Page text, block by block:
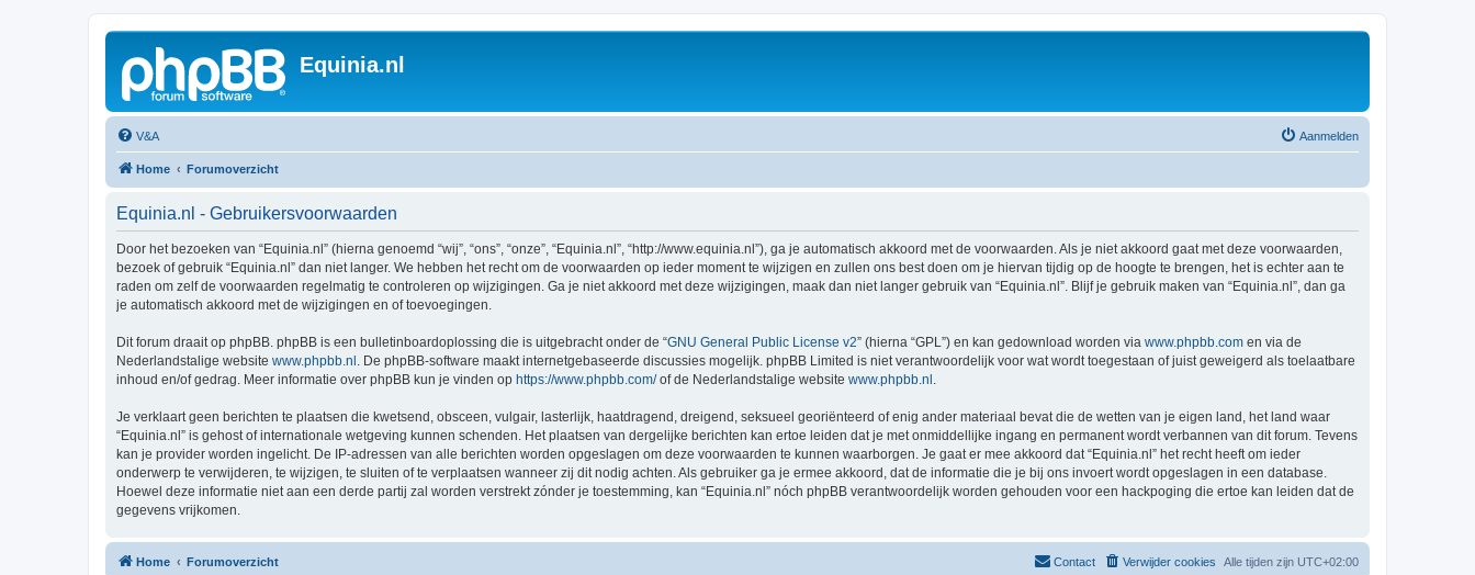
Equinia.nl
V&A Aanmelden
Home Forumoverzicht
Equinia.nl - Gebruikersvoorwaarden
Door het bezoeken van “Equinia.nl” (hierna genoemd “wij”, “ons”, “onze”, “Equinia.nl”, “http://www.equinia.nl”), ga je automatisch akkoord met de voorwaarden. Als je niet akkoord gaat met deze voorwaarden,
bezoek of gebruik “Equinia.nl” dan niet langer. We hebben het recht om de voorwaarden op ieder moment te wijzigen en zullen ons best doen om je hiervan tijdig op de hoogte te brengen, het is echter aan te
raden om zelf de voorwaarden regelmatig te controleren op wijzigingen. Ga je niet akkoord met deze wijzigingen, maak dan niet langer gebruik van “Equinia.nl”. Blijf je gebruik maken van “Equinia.nl”, dan ga
je automatisch akkoord met de wijzigingen en of toevoegingen.
Dit forum draait op phpBB. phpBB is een bulletinboardoplossing die is uitgebracht onder de “GNU General Public License v2” (hierna “GPL”) en kan gedownload worden via www.phpbb.com en via de
Nederlandstalige website www.phpbb.nl . De phpBB-software maakt internetgebaseerde discussies mogelijk. phpBB Limited is niet verantwoordelijk voor wat wordt toegestaan of juist geweigerd als toelaatbare
inhoud en/of gedrag. Meer informatie over phpBB kun je vinden op https://www.phpbb.com/of de Nederlandstalige website www.phpbb.nl .
Je verklaart geen berichten te plaatsen die kwetsend, obsceen, vulgair, lasterlijk, haatdragend, dreigend, seksueel georiënteerd of enig ander materiaal bevat die de wetten van je eigen land, het land waar
“Equinia.nl” is gehost of internationale wetgeving kunnen schenden. Het plaatsen van dergelijke berichten kan ertoe leiden dat je met onmiddellijke ingang en permanent wordt verbannen van dit forum. Tevens
kan je provider worden ingelicht. De IP-adressen van alle berichten worden opgeslagen om deze voorwaarden te kunnen waarborgen. Je gaat er mee akkoord dat “Equinia.nl” het recht heeft om ieder
onderwerp te verwijderen, te wijzigen, te sluiten of te verplaatsen wanneer zij dit nodig achten. Als gebruiker ga je ermee akkoord, dat de informatie die je bij ons invoert wordt opgeslagen in een database.
Hoewel deze informatie niet aan een derde partij zal worden verstrekt zónder je toestemming, kan “Equinia.nl” nóch phpBB verantwoordelijk worden gehouden voor een hackpoging die ertoe kan leiden dat de
gegevens vrijkomen.
Home Forumoverzicht Alle tijden zijn UTC+02:00
Verwijder cookies
Contact